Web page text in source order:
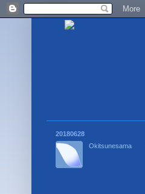
20180628
Okitsunesama